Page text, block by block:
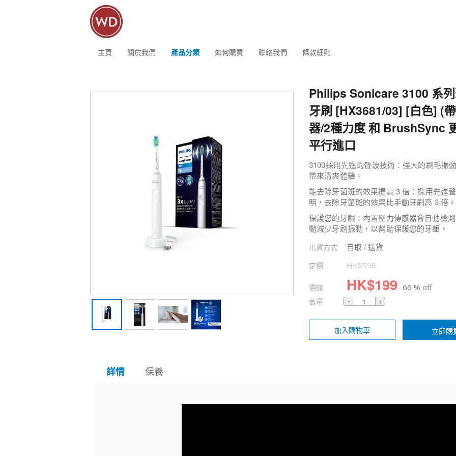
主頁 關於我們 產品分類 如何購買 聯絡我們 條款細則
Philips Sonicare 3100 系
牙刷 [HX3681/03] [白色] (
器/2種力度 和 BrushSync
平行進口
3100採用先進的聲波技術：強大的刷毛振
帶來清爽體驗。
能去除牙菌斑的效果提高 3 倍：採用先進
明，去除牙菌斑的效果比手動牙刷高 3 倍。
保護您的牙齦：內置壓力傳感器會自動檢
動減少牙刷振動，以幫助保護您的牙齦。
出貨方式 自取 / 送貨
定價 HK$598
價錢 HK$199 66 % off
數量
加入購物車 立即購
詳情 保養